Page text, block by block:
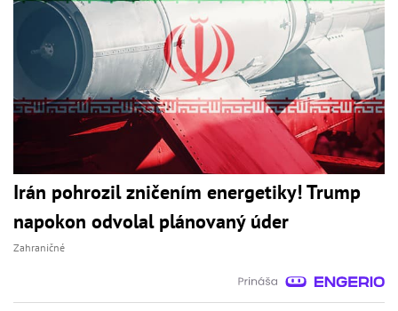
Irán pohrozil zničením energetiky! Trump
napokon odvolal plánovaný úder
Zahraničné